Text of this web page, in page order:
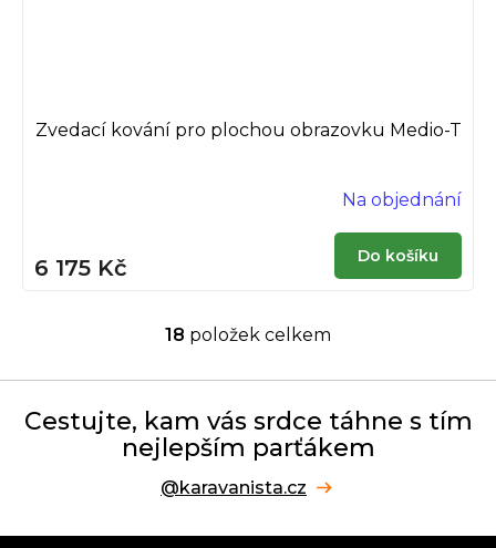
Zvedací kování pro plochou obrazovku Medio-T
Na objednání
6 175 Kč Do košíku
O
l
d
a
í
r
18 položek celkem
Cestujte, kam vás srdce táhne s tím
nejlepším parťákem
@karavanista.cz